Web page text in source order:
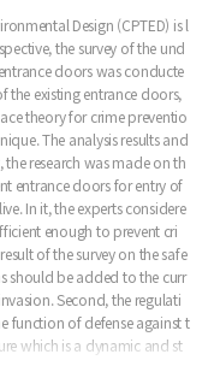
Design (CPTED) is l
the survey of the und
doors was conducte
the existing entrance doors,
theory for crime preventio
The analysis results and
the research was made on th
entrance doors for entry of
In it, the experts considere
enough to prevent cri
of the survey on the safe
should be added to the curr
Second, the regulati
function of defense against t
which is a dynamic and st